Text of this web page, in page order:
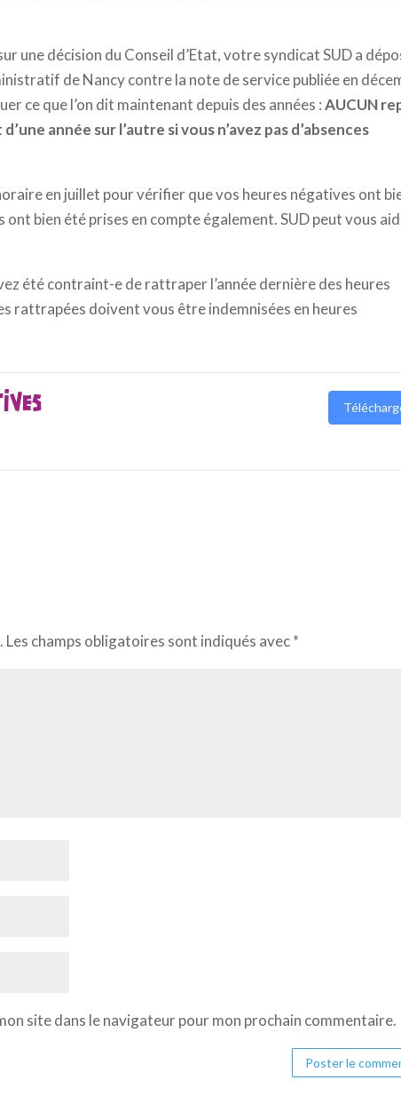
une décision du Conseil d’Etat, votre syndicat SUD a
de Nancy contre la note de service publiée en
ce que l’on dit maintenant depuis des années :AUCUN
année sur l’autre si vous n’avez pas d’absences
en juillet pour vérifier que vos heures négatives ont
bien été prises en compte également. SUD peut vous
été contraint-e de rattraper l’année dernière des heures
rattrapées doivent vous être indemnisées en heures
Les champs obligatoires sont indiqués avec*
site dans le navigateur pour mon prochain commentaire.